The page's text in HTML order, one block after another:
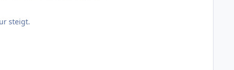
steigt.